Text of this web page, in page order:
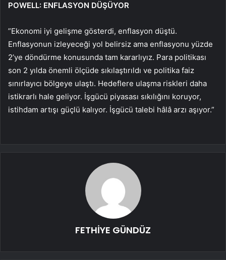
POWELL: ENFLASYON DÜŞÜYOR
”Ekonomi iyi gelişme gösterdi, enflasyon düştü.
Enflasyonun izleyeceği yol belirsiz ama enflasyonu yüzde
2’ye döndürme konusunda tam kararlıyız. Para politikası
son 2 yılda önemli ölçüde sıkılaştırıldı ve politika faiz
sınırlayıcı bölgeye ulaştı. Hedeflere ulaşma riskleri daha
istikrarlı hale geliyor. İşgücü piyasası sıkılığını koruyor,
istihdam artışı güçlü kalıyor. İşgücü talebi hâlâ arzı aşıyor.”
FETHİYE GÜNDÜZ